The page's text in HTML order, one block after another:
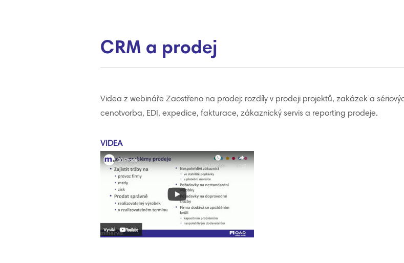
CRM a prodej
Videa z webináře Zaostřeno na prodej: rozdíly v prodeji projektů, zakázek a
cenotvorba, EDI, expedice, fakturace, zákaznický servis a reporting prodeje.
VIDEA